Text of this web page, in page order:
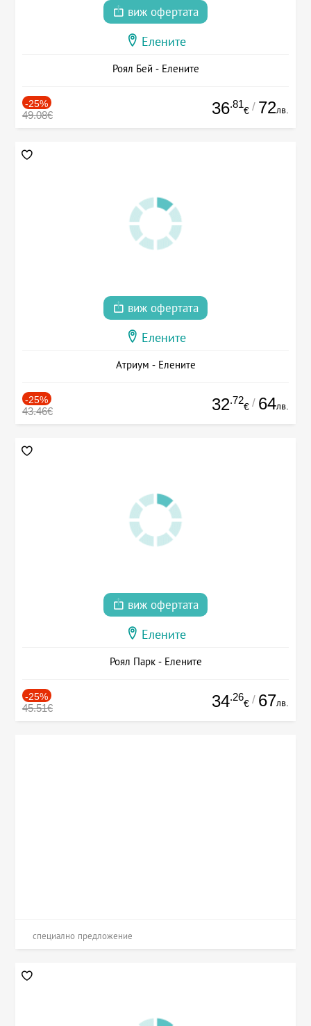
виж офертата
Елените
Роял Бей - Елените
-25%
49.08€ 36.81
€ / 72лв.
виж офертата
Елените
Атриум - Елените
-25%
43.46€ 32.72
€ / 64лв.
виж офертата
Елените
Роял Парк - Елените
-25%
45.51€ 34.26
€ / 67лв.
специално предложение